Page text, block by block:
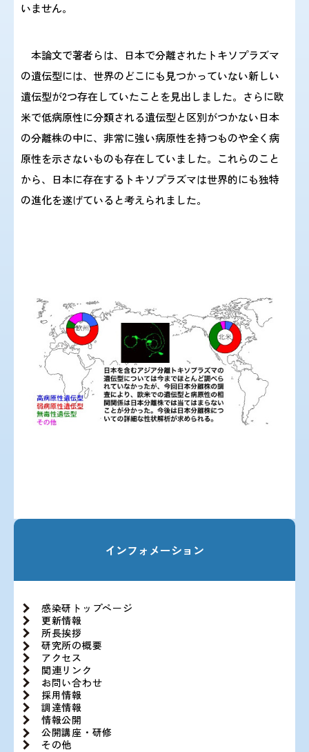
インフォメーション
感染研トップページ
更新情報
所長挨拶
研究所の概要
アクセス
関連リンク
お問い合わせ
採用情報
調達情報
情報公開
公開講座・研修
その他
いません。
本論文で著者らは、日本で分離されたトキソプラズマ
の遺伝型には、世界のどこにも見つかっていない新しい
遺伝型が2つ存在していたことを見出しました。さらに欧
米で低病原性に分類される遺伝型と区別がつかない日本
の分離株の中に、非常に強い病原性を持つものや全く病
原性を示さないものも存在していました。これらのこと
から、日本に存在するトキソプラズマは世界的にも独特
の進化を遂げていると考えられました。